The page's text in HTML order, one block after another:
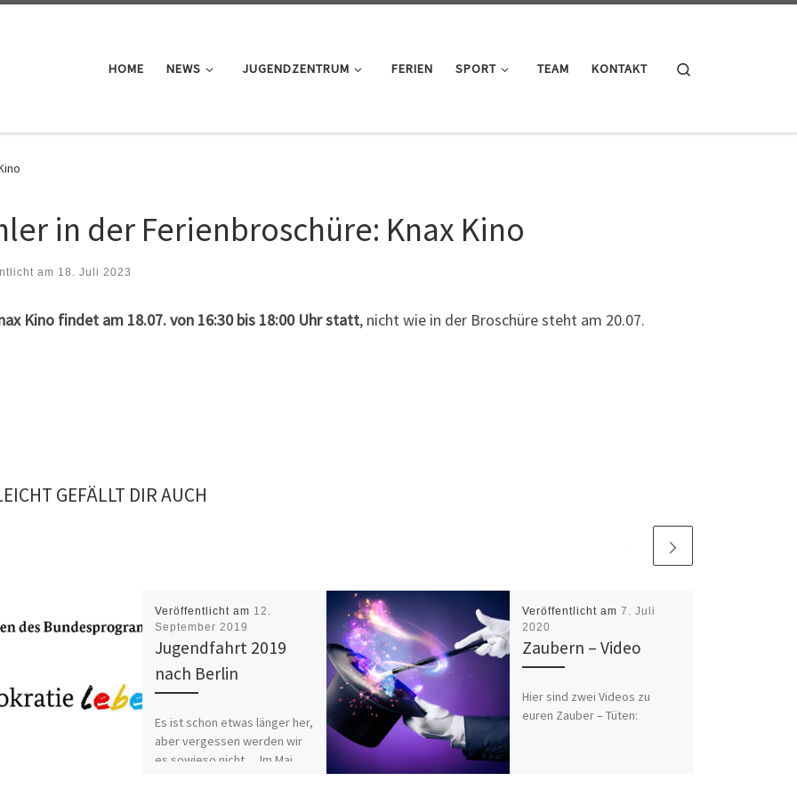
HOME NEWS JUGENDZENTRUM FERIEN SPORT TEAM KONTAKT
in der Ferienbroschüre: Knax Kino
am 18. Juli 2023
Kino findet am 18.07. von 16:30 bis 18:00 Uhr statt, nicht wie in der Broschüre steht am 20.07.
GEFÄLLT DIR AUCH
Veröffentlicht am 12.
September 2019
Jugendfahrt 2019
nach Berlin
Es ist schon etwas länger her,
aber vergessen werden wir
es sowieso nicht… Im Mai
Veröffentlicht am 7. Juli
2020
Zaubern – Video
Hier sind zwei Videos zu
euren Zauber – Tüten: